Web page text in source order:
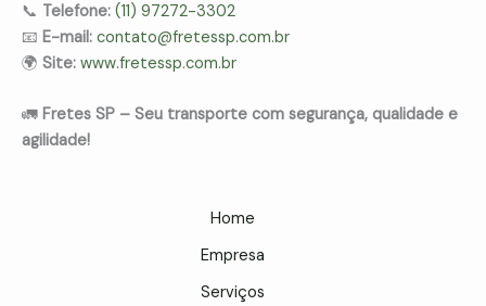
📞 Telefone: (11) 97272-3302
📧 E-mail: contato@fretessp.com.br
🌍 Site: www.fretessp.com.br
🚛 Fretes SP – Seu transporte com segurança, qualidade e
agilidade!
Home
Empresa
Serviços